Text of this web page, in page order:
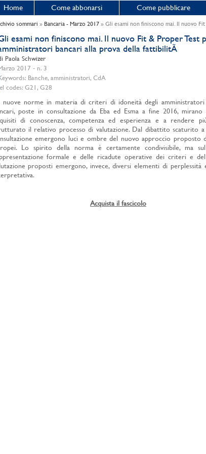
Home Come abbonarsi Come pubblicare
sommari » Bancaria - Marzo 2017» Gli esami non finiscono mai. Il nuovo
esami non finiscono mai. Il nuovo Fit & Proper Test
bancari alla prova della fattibilitÃ
Paola Schwizer
2017 - n. 3
Banche, amministratori, CdA
codes: G21, G28
nuove norme in materia di criteri di idoneità degli
poste in consultazione da Eba ed Esma a fine 2016,
di conoscenza, competenza ed esperienza e a rendere
il relativo processo di valutazione. Dal dibattito scaturito a
emergono luci e ombre del nuovo approccio proposto
Lo spirito della norma è certamente condivisibile, ma
formale e delle ricadute operative dei criteri e
proposti emergono, invece, diversi elementi di perplessità
Acquista il fascicolo